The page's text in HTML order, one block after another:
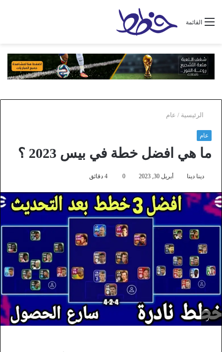
القائمة
الرئيسية / عام
عام
ما هي افضل خطة في بيس 2023 ؟
دينا دينا أبريل 30, 2023 0
ر